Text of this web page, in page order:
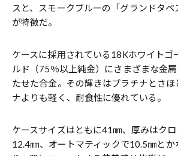
スと、スモークブルーの「グランドタ
が特徴だ。
ケースに採用されている18Kホワイトゴ
ルド（75％以上純金）にさまざまな金
たせた合金。その輝きはプラチナとさほ
ナよりも軽く、耐食性に優れている。
ケースサイズはともに41㎜、厚みはク
12.4㎜、オートマティックで10.5㎜と